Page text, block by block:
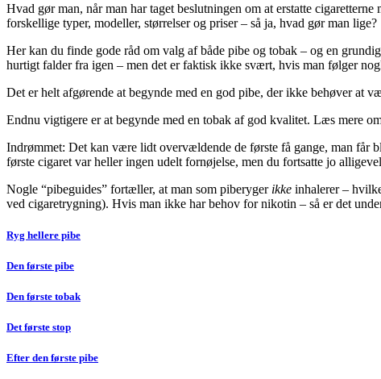
Hvad gør man, når man har taget beslutningen om at erstatte
forskellige typer, modeller, størrelser og priser – så ja, hvad gør man lige?
Her kan du finde gode råd om valg af både pibe og tobak – og en
hurtigt falder fra igen – men det er faktisk ikke svært, hvis man følger
Det er helt afgørende at begynde med en god pibe, der ikke behøver at
Endnu vigtigere er at begynde med en tobak af god kvalitet. Læs mere
Indrømmet: Det kan være lidt overvældende de første få gange, man får
første cigaret var heller ingen udelt fornøjelse, men du fortsatte jo
Nogle “pibeguides” fortæller, at man som piberyger ikke inhalerer –
ved cigaretrygning). Hvis man ikke har behov for nikotin – så er det
Ryg hellere pibe
Den første pibe
Den første tobak
Det første stop
Efter den første pibe